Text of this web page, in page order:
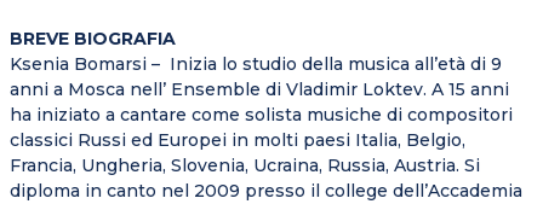
BREVE BIOGRAFIA
Ksenia Bomarsi – Inizia lo studio della musica all’età di 9
anni a Mosca nell’ Ensemble di Vladimir Loktev. A 15 anni
ha iniziato a cantare come solista musiche di compositori
classici Russi ed Europei in molti paesi Italia, Belgio,
Francia, Ungheria, Slovenia, Ucraina, Russia, Austria. Si
diploma in canto nel 2009 presso il college dell’Accademia